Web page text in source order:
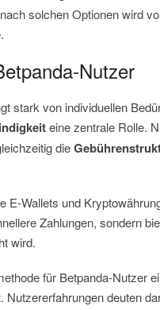
solchen Optionen wird
Nutzer
stark von individuellen
eine zentrale Rolle.
die
E-Wallets und
Zahlungen, sondern
wird.
für Betpanda-Nutzer
Nutzererfahrungen deuten